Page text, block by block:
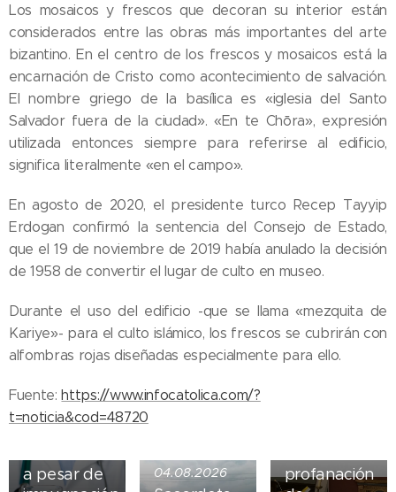
Los mosaicos y frescos que decoran su interior están
considerados entre las obras más importantes del arte
bizantino. En el centro de los frescos y mosaicos está la
encarnación de Cristo como acontecimiento de salvación.
El nombre griego de la basílica es «iglesia del Santo
Salvador fuera de la ciudad». «En te Chōra», expresión
utilizada entonces siempre para referirse al edificio,
significa literalmente «en el campo».
En agosto de 2020, el presidente turco Recep Tayyip
Erdogan confirmó la sentencia del Consejo de Estado,
que el 19 de noviembre de 2019 había anulado la decisión
de 1958 de convertir el lugar de culto en museo.
Durante el uso del edificio -que se llama «mezquita de
Kariye»- para el culto islámico, los frescos se cubrirán con
alfombras rojas diseñadas especialmente para ello.
Fuente:https://www.infocatolica.com/?
t=noticia&cod=48720
05.08.2026
Ley del
asistido
entra en
a pesar de
04.08.2026
profanación